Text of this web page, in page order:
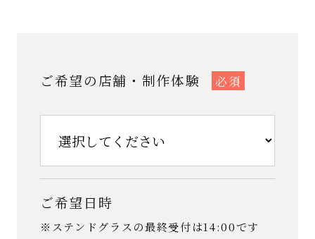
ご希望の店舗・制作体験 必須
ご希望日時
※ステンドグラスの最終受付は14:00です